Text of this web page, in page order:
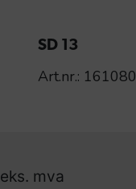
SD 13
Art.nr.: 161080
eks. mva